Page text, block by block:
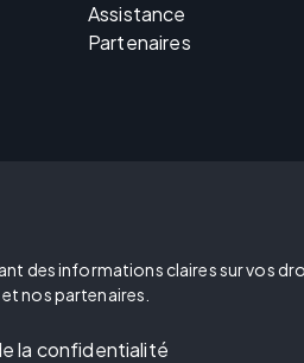
Assistance
Partenaires
des informations claires sur vos
nos partenaires.
la confidentialité